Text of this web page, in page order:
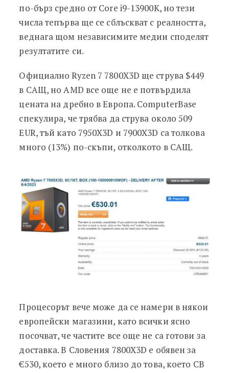
по-бърз средно от Core i9-13900K, но тези
числа тепърва ще се сблъскват с реалността,
веднага щом независимите медии споделят
резултатите си.
Официално Ryzen 7 7800X3D ще струва $449
в САЩ, но AMD все още не е потвърдила
цената на дребно в Европа. ComputerBase
спекулира, че трябва да струва около 509
EUR, тъй като 7950X3D и 7900X3D са толкова
много (13%) по-скъпи, отколкото в САЩ.
Процесорът вече може да се намери в някои
европейски магазини, като всички ясно
посочват, че частите все още не са готови за
доставка. В Словения 7800X3D е обявен за
€530, което е много близо до това, което CB